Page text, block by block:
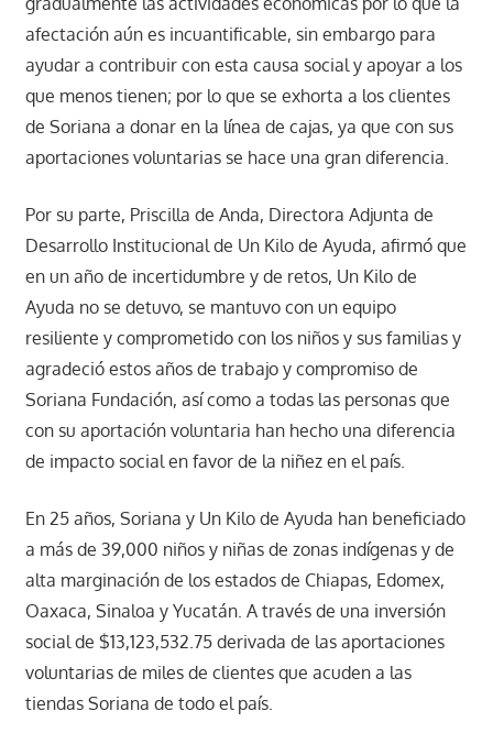
afectación aún es incuantificable, sin embargo para
ayudar a contribuir con esta causa social y apoyar a los
que menos tienen; por lo que se exhorta a los clientes
de Soriana a donar en la línea de cajas, ya que con sus
aportaciones voluntarias se hace una gran diferencia.
Por su parte, Priscilla de Anda, Directora Adjunta de
Desarrollo Institucional de Un Kilo de Ayuda, afirmó que
en un año de incertidumbre y de retos, Un Kilo de
Ayuda no se detuvo, se mantuvo con un equipo
resiliente y comprometido con los niños y sus familias y
agradeció estos años de trabajo y compromiso de
Soriana Fundación, así como a todas las personas que
con su aportación voluntaria han hecho una diferencia
de impacto social en favor de la niñez en el país.
En 25 años, Soriana y Un Kilo de Ayuda han beneficiado
a más de 39,000 niños y niñas de zonas indígenas y de
alta marginación de los estados de Chiapas, Edomex,
Oaxaca, Sinaloa y Yucatán. A través de una inversión
social de $13,123,532.75 derivada de las aportaciones
voluntarias de miles de clientes que acuden a las
tiendas Soriana de todo el país.